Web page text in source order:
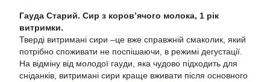
Гауда Старий. Сир з коров’ячого молока, 1 рік
витримки.
Тверді витримані сири –це вже справжній смаколик, який
потрібно споживати не поспішаючи, в режимі дегустації.
На відміну від молодої гауди, яка чудово підходить для
сніданків, витримані сири краще вживати після основного